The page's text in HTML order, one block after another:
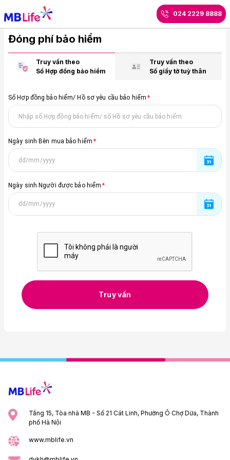
024 2229 8888
Đóng phí bảo hiểm
Truy vấn theo
Số Hợp đồng bảo hiểm
Truy vấn theo
Số giấy tờ tuỳ thân
Số Hợp đồng bảo hiểm/ Hồ sơ yêu cầu bảo hiểm *
Ngày sinh Bên mua bảo hiểm *
Ngày sinh Người được bảo hiểm *
Truy vấn
Tầng 15, Tòa nhà MB - Số 21 Cát Linh, Phường Ô Chợ Dừa, Thành
phố Hà Nội
www.mblife.vn